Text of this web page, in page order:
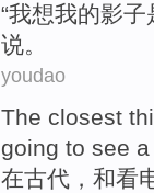
“我想我的影子
说。
youdao
The closest
going to see a
在古代 ，和看